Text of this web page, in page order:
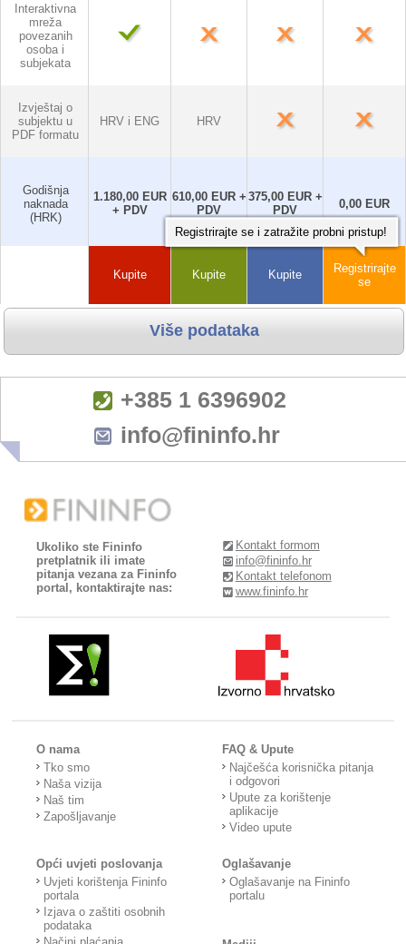
Interaktivna
mreža
povezanih
osoba i
subjekata
Izvještaj o
subjektu u
PDF formatu
HRV i ENG HRV
Godišnja
naknada
(HRK)
1.180,00 EUR
+ PDV
610,00 EUR +
PDV
375,00 EUR +
PDV
0,00 EUR
Kupite Kupite Kupite
Registrirajte se i zatražite probni pristup!
Registrirajte
se
+385 1 6396902
info@fininfo.hr
Ukoliko ste Fininfo
pretplatnik ili imate
pitanja vezana za Fininfo
portal, kontaktirajte nas:
Kontakt formom
info@fininfo.hr
Kontakt telefonom
www.fininfo.hr
O nama
Tko smo
Naša vizija
Naš tim
Zapošljavanje
FAQ & Upute
Najčešća korisnička pitanja
i odgovori
Upute za korištenje
aplikacije
Video upute
Opći uvjeti poslovanja
Uvjeti korištenja Fininfo
portala
Izjava o zaštiti osobnih
podataka
Oglašavanje
Oglašavanje na Fininfo
portalu